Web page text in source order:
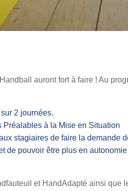
auront fort à faire ! Au
2 journées.
à la Mise en Situation
stagiaires de faire la demande
de pouvoir être plus en
et HandAdapté ainsi que